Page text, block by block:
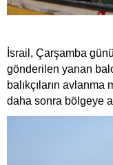
İsrail, Çarşamba
gönderilen yanan
balıkçıların
daha sonra bölgeye